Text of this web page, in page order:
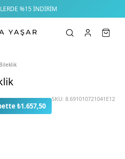
%15 İNDIRIM
₺1.657,50
SKU: 8.691010721041E12